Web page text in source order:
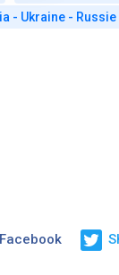
- Ukraine - Russie